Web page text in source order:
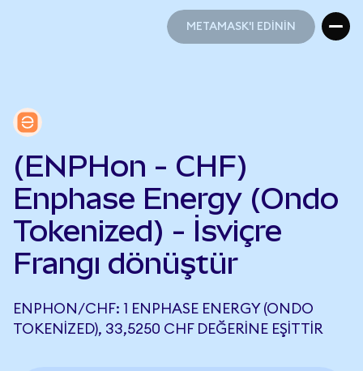
METAMASK'I EDİNİN
(ENPHon - CHF)
Enphase Energy (Ondo
Tokenized) - İsviçre
Frangı dönüştür
ENPHON/CHF: 1 ENPHASE ENERGY (ONDO
TOKENIZED), 33,5250 CHF DEĞERINE EŞITTIR